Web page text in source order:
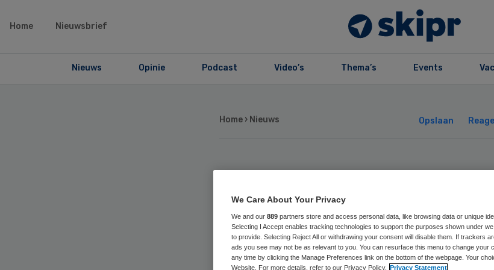
Home Nieuwsbrief
Nieuws Opinie Podcast Video’s Thema’s Events
Home › Nieuws Opslaan
MST mag
Raad van State
We Care About Your Privacy
We and our 889 partners store and access personal data, like browsing data or unique
Selecting I Accept enables tracking technologies to support the purposes shown under
to provide. Selecting Reject All or withdrawing your consent will disable them. If trackers
ads you see may not be as relevant to you. You can resurface this menu to change your
any time by clicking the Manage Preferences link on the bottom of the webpage. Your
Website. For more details, refer to our Privacy Policy.
Privacy Statement